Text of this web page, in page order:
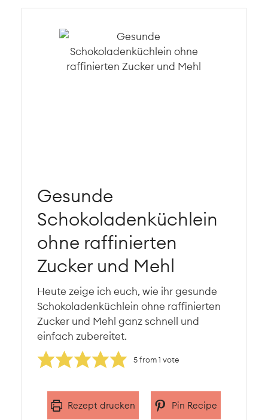
Gesunde
Schokoladenküchlein
ohne raffinierten
Zucker und Mehl
Heute zeige ich euch, wie ihr gesunde
Schokoladenküchlein ohne raffinierten
Zucker und Mehl ganz schnell und
einfach zubereitet.
5from 1 vote
Rezept drucken Pin Recipe